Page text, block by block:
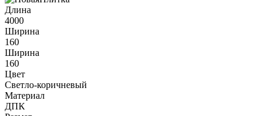
Длина
4000
Ширина
160
Ширина
160
Цвет
Светло-коричневый
Материал
ДПК